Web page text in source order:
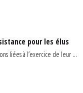
pour les élus
liées à l’exercice de leur ...